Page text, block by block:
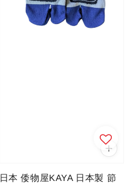
日本 倭物屋KAYA 日本製 節